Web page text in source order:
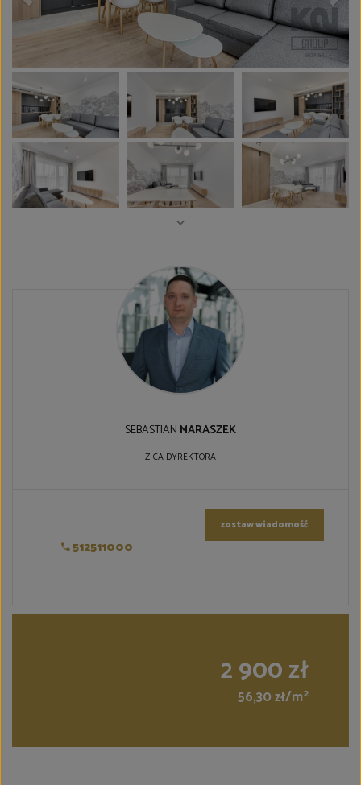
SEBASTIAN MARASZEK
Z-CA DYREKTORA
512511000
zostaw wiadomość
2 900 zł
56,30 zł/m2